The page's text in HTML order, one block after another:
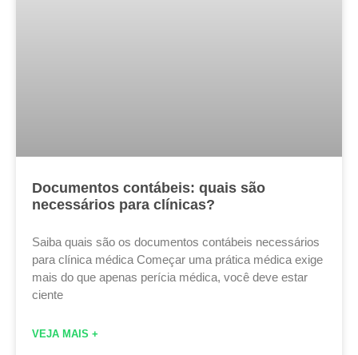
Documentos contábeis: quais são
necessários para clínicas?
Saiba quais são os documentos contábeis necessários
para clínica médica Começar uma prática médica exige
mais do que apenas perícia médica, você deve estar
ciente
VEJA MAIS +